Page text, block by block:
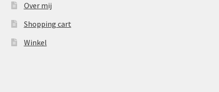
Over mij
Shopping cart
Winkel